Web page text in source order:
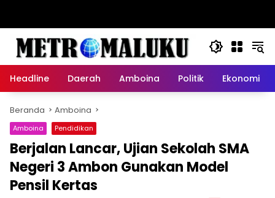
Headline Daerah Amboina Politik Ekonomi
Beranda Amboina
Amboina Pendidikan
Berjalan Lancar, Ujian Sekolah SMA
Negeri 3 Ambon Gunakan Model
Pensil Kertas